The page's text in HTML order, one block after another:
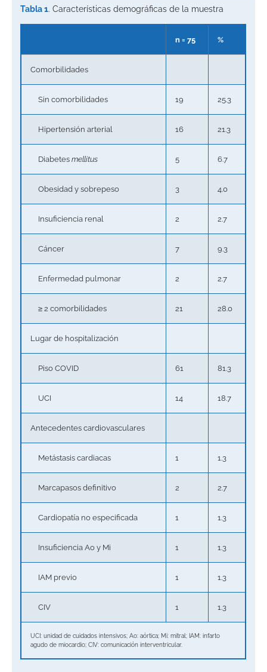
Tabla 1. Características demográficas de la muestra
n = 75 %
Comorbilidades
Sin comorbilidades 19 25.3
Hipertensión arterial 16 21.3
Diabetesmellitus 5 6.7
Obesidad y sobrepeso 3 4.0
Insuficiencia renal 2 2.7
Cáncer 7 9.3
Enfermedad pulmonar 2 2.7
≥ 2 comorbilidades 21 28.0
Lugar de hospitalización
Piso COVID 61 81.3
UCI 14 18.7
Antecedentes cardiovasculares
Metástasis cardiacas 1 1.3
Marcapasos definitivo 2 2.7
Cardiopatía no especificada 1 1.3
Insuficiencia Ao y Mi 1 1.3
IAM previo 1 1.3
CIV 1 1.3
UCI: unidad de cuidados intensivos; Ao: aórtica; Mi: mitral; IAM: infarto
agudo de miocardio; CIV: comunicación interventricular.